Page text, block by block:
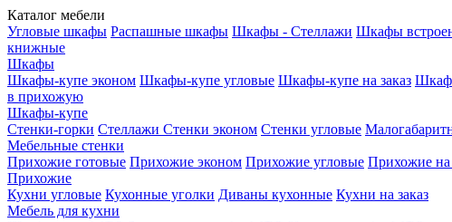
Каталог мебели
Угловые шкафы Распашные шкафы Шкафы - Стеллажи Шкафы
книжные
Шкафы
Шкафы-купе эконом Шкафы-купе угловые Шкафы-купе на заказ
в прихожую
Шкафы-купе
Стенки-горки Стеллажи Стенки эконом Стенки угловые
Мебельные стенки
Прихожие готовые Прихожие эконом Прихожие угловые Прихожие на
Прихожие
Кухни угловые Кухонные уголки Диваны кухонные Кухни на заказ
Мебель для кухни